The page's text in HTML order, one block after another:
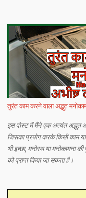
तुरंत काम करने वाला अद्भुत
इस पोस्ट में मैंने एक अत्यंत अद्भुत
जिसका प्रयोग करके किसी काम
भी इच्छा, मनोरथ या मनोकामना
को प्राप्त किया जा सकता है।